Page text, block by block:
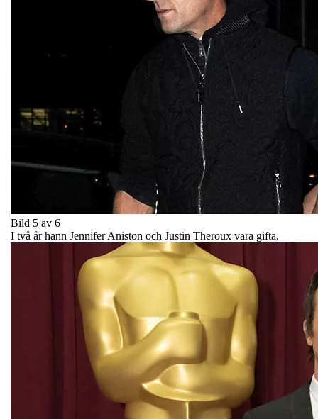
Bild 5 av 6
I två år hann Jennifer Aniston och Justin Theroux vara gifta.